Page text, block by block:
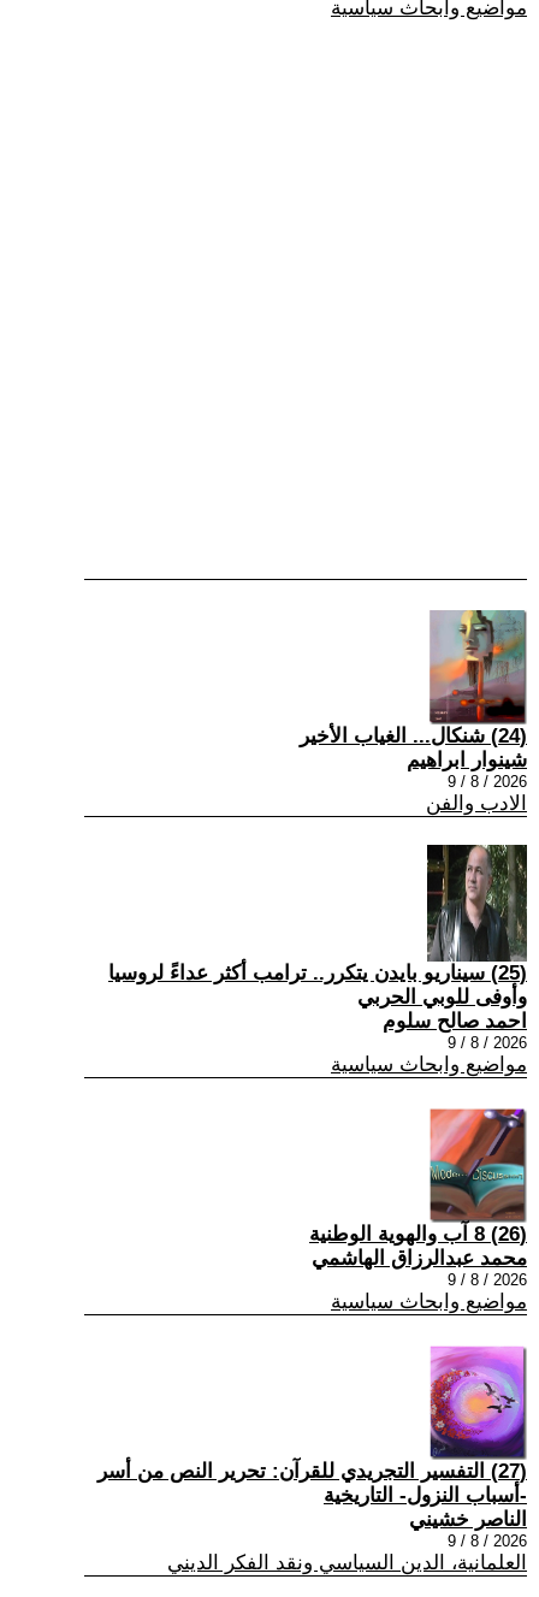
مواضيع وابحاث سياسية
(24) شنكال... الغياب الأخير
شينوار ابراهيم
2026 / 8 / 9
الادب والفن
(25) سيناريو بايدن يتكرر.. ترامب أكثر عداءً لروسيا
وأوفى للوبي الحربي
احمد صالح سلوم
2026 / 8 / 9
مواضيع وابحاث سياسية
(26) 8 آب والهوية الوطنية
محمد عبدالرزاق الهاشمي
2026 / 8 / 9
مواضيع وابحاث سياسية
(27) التفسير التجريدي للقرآن: تحرير النص من أسر
-أسباب النزول- التاريخية
الناصر خشيني
2026 / 8 / 9
العلمانية، الدين السياسي ونقد الفكر الديني